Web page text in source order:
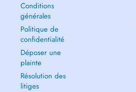
Conditions
générales
Politique de
confidentialité
Déposer une
plainte
Résolution des
litiges